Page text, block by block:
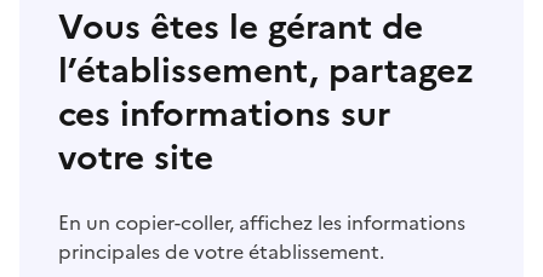
Vous êtes le gérant de
l’établissement, partagez
ces informations sur
votre site
En un copier-coller, affichez les informations
principales de votre établissement.